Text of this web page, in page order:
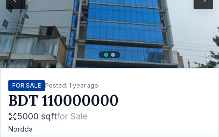
FOR SALE Posted: 1 year ago
BDT 110000000
5000 sqftfor Sale
Nordda